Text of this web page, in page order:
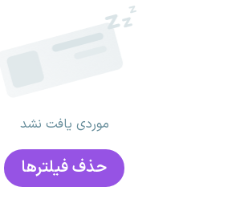
موردی یافت نشد
حذف فیلتر‌ها